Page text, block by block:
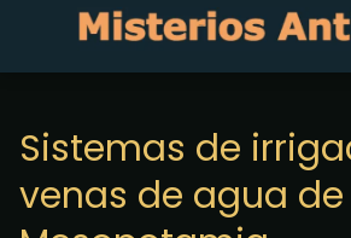
Sistemas de
venas de agua de